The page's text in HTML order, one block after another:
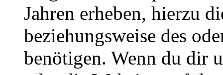
Jahren erheben, hierzu
beziehungsweise des
benötigen. Wenn du dir